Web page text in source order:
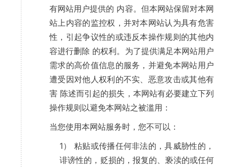
有网站用户提供的 内容。但本网站保留对本网
站上内容的监控权，并对本网站认为具有危害
性，引起争议性的或违反本操作规则的其他内
容进行删除 的权利。为了提供满足本网站用户
需求的高价值信息的服务，并避免本网站用户
遭受因对他人权利的不实、恶意攻击或其他有
害 陈述而引起的损失，本网站有必要建立下列
操作规则以避免本网站之被滥用：
当您使用本网站服务时，您不可以：
1） 粘贴或传播任何非法的，具威胁性的，
诽谤性的，贬损的，报复的、亵渎的或任何